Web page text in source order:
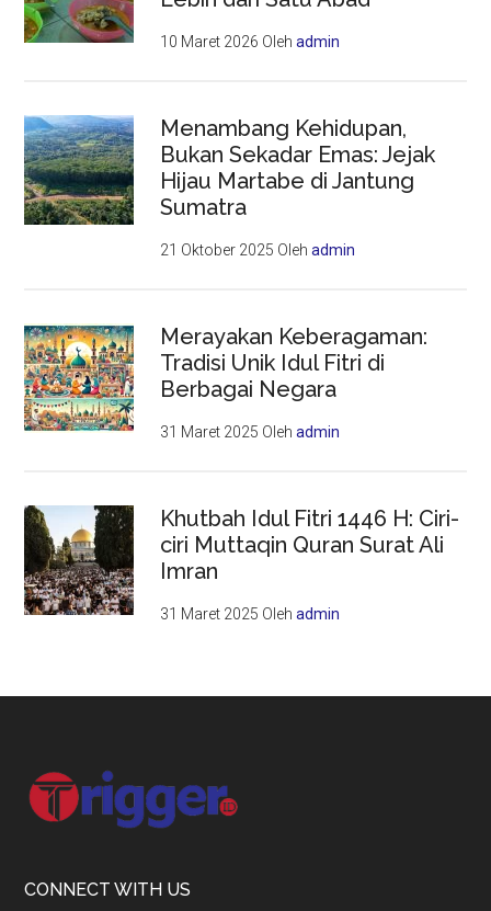
10 Maret 2026 Olehadmin
Menambang Kehidupan,
Bukan Sekadar Emas: Jejak
Hijau Martabe di Jantung
Sumatra
21 Oktober 2025 Olehadmin
Merayakan Keberagaman:
Tradisi Unik Idul Fitri di
Berbagai Negara
31 Maret 2025 Olehadmin
Khutbah Idul Fitri 1446 H: Ciri-
ciri Muttaqin Quran Surat Ali
Imran
31 Maret 2025 Olehadmin
Footer
CONNECT WITH US